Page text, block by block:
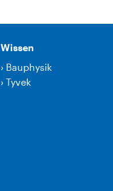
Wissen
› Bauphysik
› Tyvek